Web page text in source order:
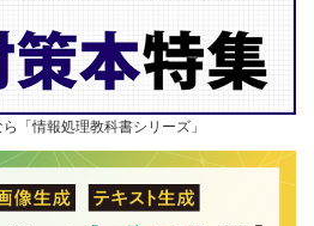
「情報処理教科書シリーズ」